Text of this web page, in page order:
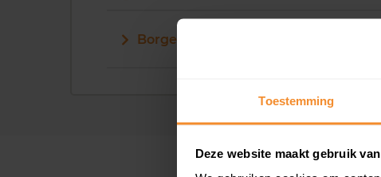
Toestemming
Deze website maakt gebruik
Borgerderweg 9